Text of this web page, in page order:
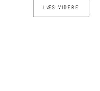
LÆS VIDERE